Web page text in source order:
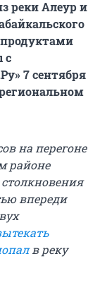
реки Алеур и
с
7 сентября
на перегоне
районе
столкновения
впереди
в реку